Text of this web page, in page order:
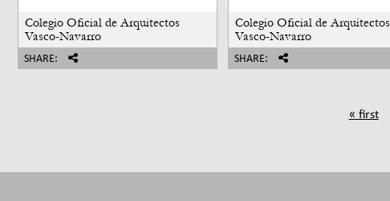
Colegio Oficial de Arquitectos
Vasco-Navarro
SHARE:
Colegio Oficial de Arquitectos
Vasco-Navarro
SHARE:
« first